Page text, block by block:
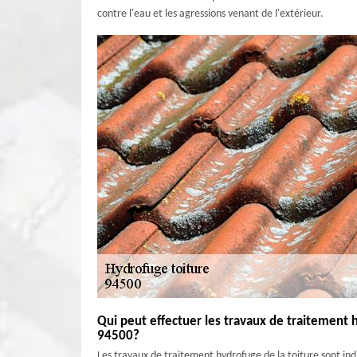
contre l'eau et les agressions venant de l'extérieur.
Qui peut effectuer les travaux de traitement
94500?